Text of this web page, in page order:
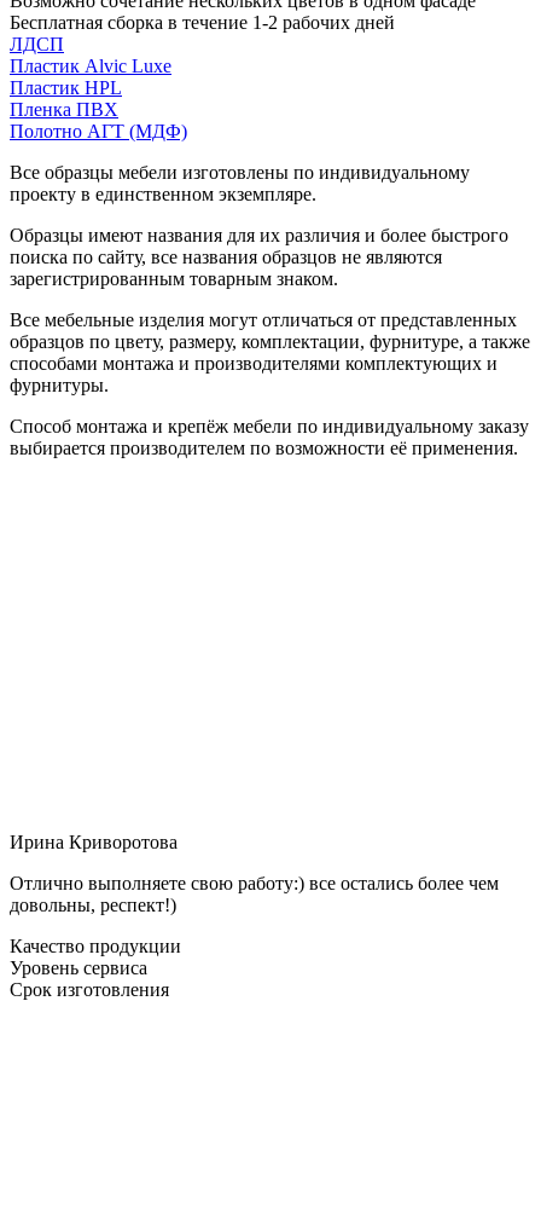
Бесплатная сборка в течение 1-2 рабочих дней
ЛДСП
Пластик Alvic Luxe
Пластик HPL
Пленка ПВХ
Полотно АГТ (МДФ)
Все образцы мебели изготовлены по индивидуальному
проекту в единственном экземпляре.
Образцы имеют названия для их различия и более быстрого
поиска по сайту, все названия образцов не являются
зарегистрированным товарным знаком.
Все мебельные изделия могут отличаться от представленных
образцов по цвету, размеру, комплектации, фурнитуре, а также
способами монтажа и производителями комплектующих и
фурнитуры.
Способ монтажа и крепёж мебели по индивидуальному заказу
выбирается производителем по возможности её применения.
Ирина Криворотова
Отлично выполняете свою работу:) все остались более чем
довольны, респект!)
Качество продукции
Уровень сервиса
Срок изготовления